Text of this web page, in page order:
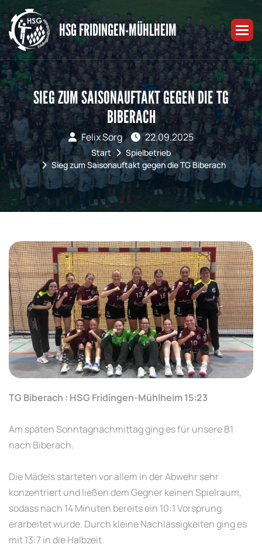
HSG FRIDINGEN-MÜHLHEIM
SIEG ZUM SAISONAUFTAKT GEGEN DIE TG
BIBERACH
Felix Sorg 22.09.2025
Start
Spielbetrieb
Sieg zum Saisonauftakt gegen die TG Biberach
TG Biberach : HSG Fridingen-Mühlheim 15:23
Am späten Sonntagnachmittag ging es für unsere B1
nach Biberach.
Die Mädels starteten vor allem in der Abwehr sehr
konzentriert und ließen dem Gegner keinen Spielraum,
sodass nach 14 Minuten bereits ein 10:1 Vorsprung
erarbeitet wurde. Durch kleine Nachlässigkeiten ging es
mit 13:7 in die Halbzeit.